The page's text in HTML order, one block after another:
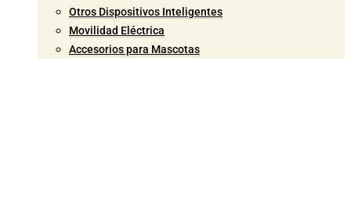
Otros Dispositivos Inteligentes
Movilidad Eléctrica
Accesorios para Mascotas